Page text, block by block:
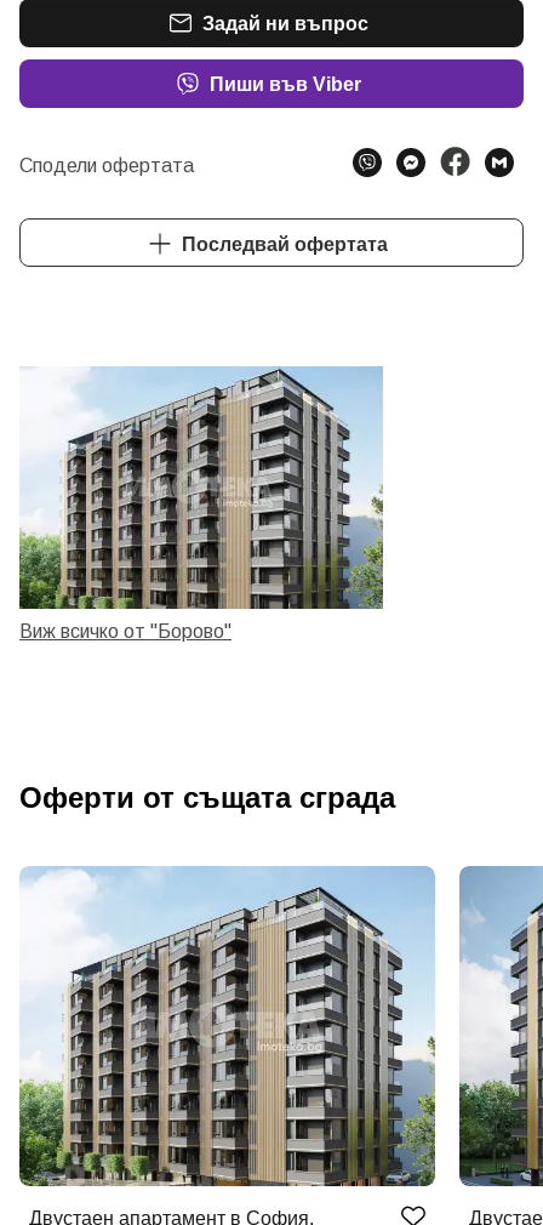
Добре дошъл!
Вход Регистрация
Задай ни въпрос
Пиши във Viber
Сподели офертата
Последвай офертата
Виж всичко от "Борово"
Оферти от същата сграда
Двустаен апартамент в София,
Име*